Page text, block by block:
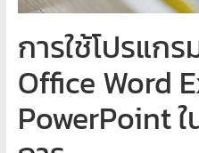
สอน
คอมพิวเตอร์
รับ
ทำ
เว็บไซต์
บริการ
การใช้โปรแก
Office Word
PowerPoint